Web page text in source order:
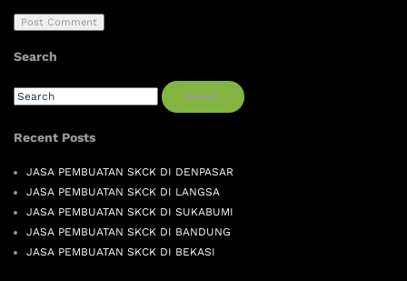
Search
Search
Recent Posts
JASA PEMBUATAN SKCK DI DENPASAR
JASA PEMBUATAN SKCK DI LANGSA
JASA PEMBUATAN SKCK DI SUKABUMI
JASA PEMBUATAN SKCK DI BANDUNG
JASA PEMBUATAN SKCK DI BEKASI